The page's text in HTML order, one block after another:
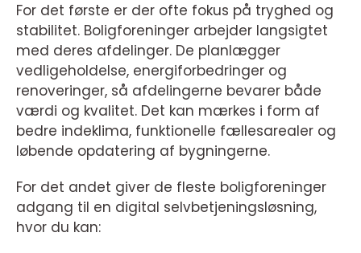
For det første er der ofte fokus på tryghed og
stabilitet. Boligforeninger arbejder langsigtet
med deres afdelinger. De planlægger
vedligeholdelse, energiforbedringer og
renoveringer, så afdelingerne bevarer både
værdi og kvalitet. Det kan mærkes i form af
bedre indeklima, funktionelle fællesarealer og
løbende opdatering af bygningerne.
For det andet giver de fleste boligforeninger
adgang til en digital selvbetjeningsløsning,
hvor du kan: